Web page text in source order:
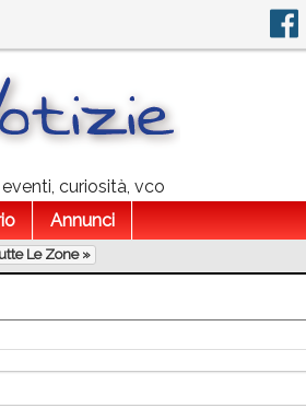
curiosità, vco
Annunci
Le Zone »